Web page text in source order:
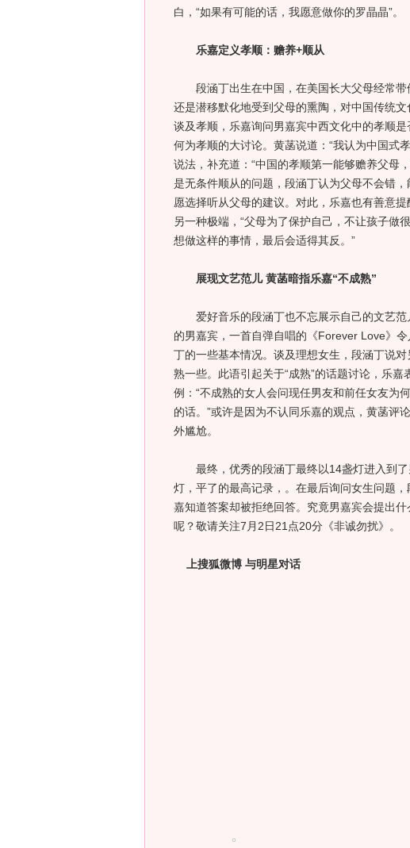
白，“如果有可能的话，我愿意做你的罗晶晶”。
乐嘉定义孝顺：赡养+顺从
段涵丁出生在中国，在美国长大父母经常带
还是潜移默化地受到父母的熏陶，对中国传统
谈及孝顺，乐嘉询问男嘉宾中西文化中的孝顺
何为孝顺的大讨论。黄菡说道：“我认为中国式
说法，补充道：“中国的孝顺第一能够赡养父母
是无条件顺从的问题，段涵丁认为父母不会错
愿选择听从父母的建议。对此，乐嘉也有善意
另一种极端，“父母为了保护自己，不让孩子做
想做这样的事情，最后会适得其反。”
展现文艺范儿 黄菡暗指乐嘉“不成熟”
爱好音乐的段涵丁也不忘展示自己的文艺范
的男嘉宾，一首自弹自唱的《Forever Love》
丁的一些基本情况。谈及理想女生，段涵丁说
熟一些。此语引起关于“成熟”的话题讨论，乐
例：“不成熟的女人会问现任男友和前任女友为
的话。”或许是因为不认同乐嘉的观点，黄菡评
外尴尬。
最终，优秀的段涵丁最终以14盏灯进入到了
灯，平了的最高记录，。在最后询问女生问题
嘉知道答案却被拒绝回答。究竟男嘉宾会提出
呢？敬请关注7月2日21点20分《非诚勿扰》。
上搜狐微博 与明星对话